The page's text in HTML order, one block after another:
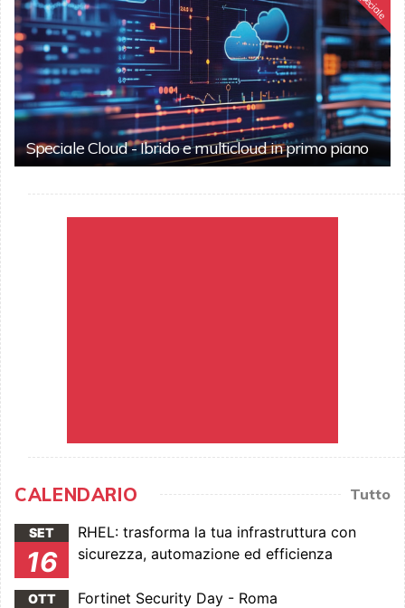
Speciale Cloud - Ibrido e multicloud in primo piano
CALENDARIO Tutto
SET
16
RHEL: trasforma la tua infrastruttura con
sicurezza, automazione ed efficienza
OTT Fortinet Security Day - Roma